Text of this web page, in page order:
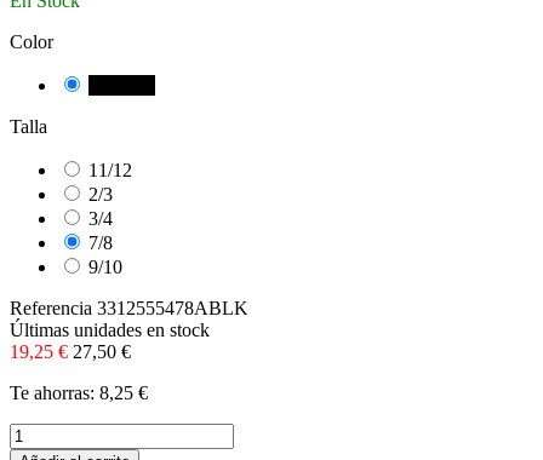
Color
Talla
11/12
2/3
3/4
7/8
9/10
Referencia 3312555478ABLK
Últimas unidades en stock
19,25 € 27,50 €
Te ahorras: 8,25 €